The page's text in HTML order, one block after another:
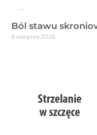
Ból stawu
6 sierpnia 2026